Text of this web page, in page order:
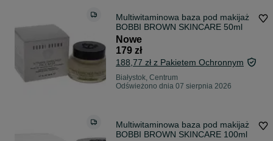
Multiwitaminowa baza pod makijaż
BOBBI BROWN SKINCARE 50ml
Nowe
179 zł
188,77 zł z Pakietem Ochronnym
Białystok, Centrum
Odświeżono dnia 07 sierpnia 2026
Multiwitaminowa baza pod makijaż
BOBBI BROWN SKINCARE 100ml